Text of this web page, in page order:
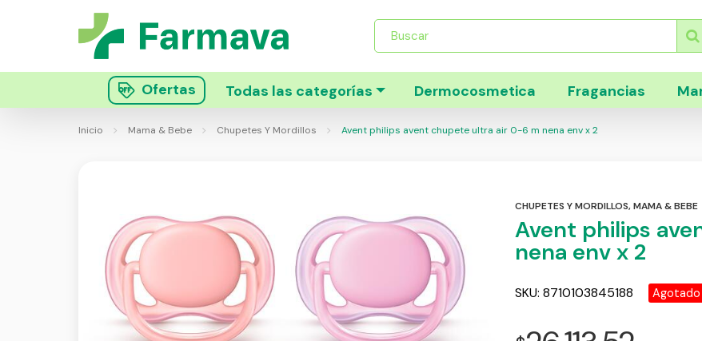
Búsqueda
productos
Ofertas Todas las categorías Dermocosmetica Fragancias
Inicio Mama & Bebe Chupetes Y Mordillos Avent philips avent chupete ultra air 0-6 m nena env x 2
CHUPETES Y MORDILLOS,MAMA & BEBE
Avent philips
nena env x 2
SKU: 8710103845188 Agotado